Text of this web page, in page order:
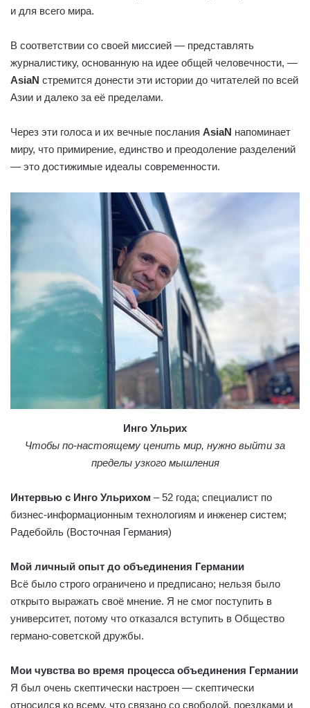
и для всего мира.
В соответствии со своей миссией — представлять
журналистику, основанную на идее общей человечности, —
AsiaN стремится донести эти истории до читателей по всей
Азии и далеко за её пределами.
Через эти голоса и их вечные послания AsiaN напоминает
миру, что примирение, единство и преодоление разделений
— это достижимые идеалы современности.
Инго Ульрих
Чтобы по-настоящему ценить мир, нужно выйти за
пределы узкого мышления
Интервью с Инго Ульрихом – 52 года; специалист по
бизнес-информационным технологиям и инженер систем;
Радебойль (Восточная Германия)
Мой личный опыт до объединения Германии
Всё было строго ограничено и предписано; нельзя было
открыто выражать своё мнение. Я не смог поступить в
университет, потому что отказался вступить в Общество
германо-советской дружбы.
Мои чувства во время процесса объединения Германии
Я был очень скептически настроен — скептически
относился ко всему, что связано со свободой, поездками и